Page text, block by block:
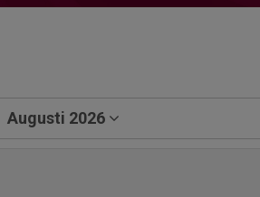
Augusti 2026